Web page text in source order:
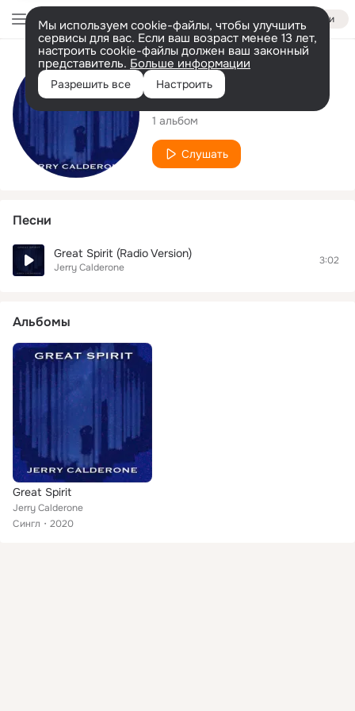
Войти
Мы используем cookie-файлы, чтобы улучшить
сервисы для вас. Если ваш возраст менее 13 лет,
настроить cookie-файлы должен ваш законный
представитель. Больше информации
Разрешить все Настроить
Исполнитель
Jerry Calderone
1 альбом
Слушать
Песни
Great Spirit (Radio Version)
Jerry Calderone
3:02
Альбомы
Great Spirit
Jerry Calderone
Сингл
2020